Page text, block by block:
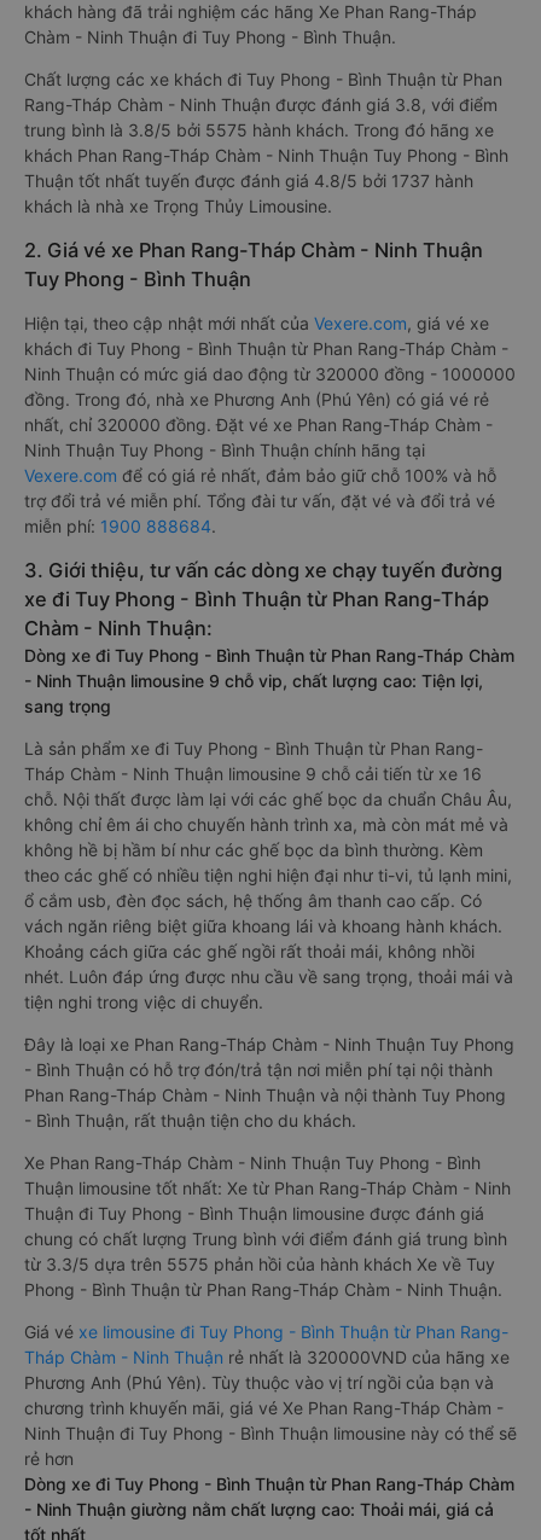
khách hàng đã trải nghiệm các hãng Xe Phan Rang-Tháp
Chàm - Ninh Thuận đi Tuy Phong - Bình Thuận.
Chất lượng các xe khách đi Tuy Phong - Bình Thuận từ Phan
Rang-Tháp Chàm - Ninh Thuận được đánh giá 3.8, với điểm
trung bình là 3.8/5 bởi 5575 hành khách. Trong đó hãng xe
khách Phan Rang-Tháp Chàm - Ninh Thuận Tuy Phong - Bình
Thuận tốt nhất tuyến được đánh giá 4.8/5 bởi 1737 hành
khách là nhà xe Trọng Thủy Limousine.
2. Giá vé xe Phan Rang-Tháp Chàm - Ninh Thuận
Tuy Phong - Bình Thuận
Hiện tại, theo cập nhật mới nhất của Vexere.com, giá vé xe
khách đi Tuy Phong - Bình Thuận từ Phan Rang-Tháp Chàm -
Ninh Thuận có mức giá dao động từ 320000 đồng - 1000000
đồng. Trong đó, nhà xe Phương Anh (Phú Yên) có giá vé rẻ
nhất, chỉ 320000 đồng. Đặt vé xe Phan Rang-Tháp Chàm -
Ninh Thuận Tuy Phong - Bình Thuận chính hãng tại
Vexere.com để có giá rẻ nhất, đảm bảo giữ chỗ 100% và hỗ
trợ đổi trả vé miễn phí. Tổng đài tư vấn, đặt vé và đổi trả vé
miễn phí: 1900 888684.
3. Giới thiệu, tư vấn các dòng xe chạy tuyến đường
xe đi Tuy Phong - Bình Thuận từ Phan Rang-Tháp
Chàm - Ninh Thuận:
Dòng xe đi Tuy Phong - Bình Thuận từ Phan Rang-Tháp Chàm
- Ninh Thuận limousine 9 chỗ vip, chất lượng cao: Tiện lợi,
sang trọng
Là sản phẩm xe đi Tuy Phong - Bình Thuận từ Phan Rang-
Tháp Chàm - Ninh Thuận limousine 9 chỗ cải tiến từ xe 16
chỗ. Nội thất được làm lại với các ghế bọc da chuẩn Châu Âu,
không chỉ êm ái cho chuyến hành trình xa, mà còn mát mẻ và
không hề bị hầm bí như các ghế bọc da bình thường. Kèm
theo các ghế có nhiều tiện nghi hiện đại như ti-vi, tủ lạnh mini,
ổ cắm usb, đèn đọc sách, hệ thống âm thanh cao cấp. Có
vách ngăn riêng biệt giữa khoang lái và khoang hành khách.
Khoảng cách giữa các ghế ngồi rất thoải mái, không nhồi
nhét. Luôn đáp ứng được nhu cầu về sang trọng, thoải mái và
tiện nghi trong việc di chuyển.
Đây là loại xe Phan Rang-Tháp Chàm - Ninh Thuận Tuy Phong
- Bình Thuận có hỗ trợ đón/trả tận nơi miễn phí tại nội thành
Phan Rang-Tháp Chàm - Ninh Thuận và nội thành Tuy Phong
- Bình Thuận, rất thuận tiện cho du khách.
Xe Phan Rang-Tháp Chàm - Ninh Thuận Tuy Phong - Bình
Thuận limousine tốt nhất: Xe từ Phan Rang-Tháp Chàm - Ninh
Thuận đi Tuy Phong - Bình Thuận limousine được đánh giá
chung có chất lượng Trung bình với điểm đánh giá trung bình
từ 3.3/5 dựa trên 5575 phản hồi của hành khách Xe về Tuy
Phong - Bình Thuận từ Phan Rang-Tháp Chàm - Ninh Thuận.
Giá vé xe limousine đi Tuy Phong - Bình Thuận từ Phan Rang-
Tháp Chàm - Ninh Thuận rẻ nhất là 320000VND của hãng xe
Phương Anh (Phú Yên). Tùy thuộc vào vị trí ngồi của bạn và
chương trình khuyến mãi, giá vé Xe Phan Rang-Tháp Chàm -
Ninh Thuận đi Tuy Phong - Bình Thuận limousine này có thể sẽ
rẻ hơn
Dòng xe đi Tuy Phong - Bình Thuận từ Phan Rang-Tháp Chàm
- Ninh Thuận giường nằm chất lượng cao: Thoải mái, giá cả
tốt nhất